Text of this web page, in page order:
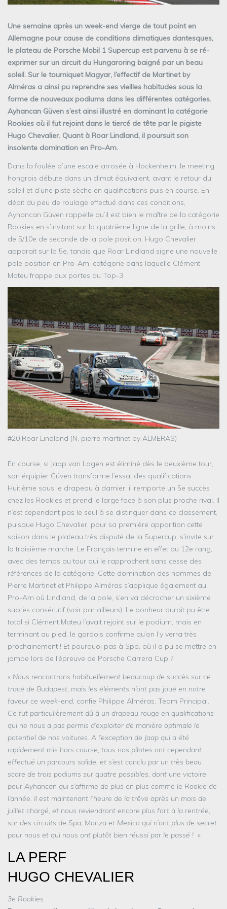
Une semaine après un week-end vierge de tout point en
Allemagne pour cause de conditions climatiques dantesques,
le plateau de Porsche Mobil 1 Supercup est parvenu à se ré-
exprimer sur un circuit du Hungaroring baigné par un beau
soleil. Sur le tourniquet Magyar, l’effectif de Martinet by
Alméras a ainsi pu reprendre ses vieilles habitudes sous la
forme de nouveaux podiums dans les différentes catégories.
Ayhancan Güven s’est ainsi illustré en dominant la catégorie
Rookies où il fut rejoint dans le tiercé de tête par le pigiste
Hugo Chevalier. Quant à Roar Lindland, il poursuit son
insolente domination en Pro-Am.
Dans la foulée d’une escale arrosée à Hockenheim, le meeting
hongrois débute dans un climat équivalent, avant le retour du
soleil et d’une piste sèche en qualifications puis en course. En
dépit du peu de roulage effectué dans ces conditions,
Ayhancan Güven rappelle qu’il est bien le maître de la catégorie
Rookies en s’invitant sur la quatrième ligne de la grille, à moins
de 5/10e de seconde de la pole position. Hugo Chevalier
apparait sur la 5e, tandis que Roar Lindland signe une nouvelle
pole position en Pro-Am, catégorie dans laquelle Clément
Mateu frappe aux portes du Top-3.
#20 Roar Lindland (N, pierre martinet by ALMERAS)
En course, si Jaap van Lagen est éliminé dès le deuxième tour,
son équipier Güven transforme l’essai des qualifications.
Huitième sous le drapeau à damier, il remporte un 5e succès
chez les Rookies et prend le large face à son plus proche rival. Il
n’est cependant pas le seul à se distinguer dans ce classement,
puisque Hugo Chevalier, pour sa première apparition cette
saison dans le plateau très disputé de la Supercup, s’invite sur
la troisième marche. Le Français termine en effet au 12e rang,
avec des temps au tour qui le rapprochent sans cesse des
références de la catégorie. Cette domination des hommes de
Pierre Martinet et Philippe Alméras s’applique également au
Pro-Am où Lindland, de la pole, s’en va décrocher un sixième
succès consécutif (voir par ailleurs). Le bonheur aurait pu être
total si Clément Mateu l’avait rejoint sur le podium, mais en
terminant au pied, le gardois confirme qu’on l’y verra très
prochainement ! Et pourquoi pas à Spa, où il a pu se mettre en
jambe lors de l’épreuve de Porsche Carrera Cup ?
« Nous rencontrons habituellement beaucoup de succès sur ce
tracé de Budapest, mais les éléments n’ont pas joué en notre
faveur ce week-end, confie Philippe Alméras, Team Principal.
Ce fut particulièrement dû à un drapeau rouge en qualifications
qui ne nous a pas permis d’exploiter de manière optimale le
potentiel de nos voitures. A l’exception de Jaap qui a été
rapidement mis hors course, tous nos pilotes ont cependant
effectué un parcours solide, et s’est conclu par un très beau
score de trois podiums sur quatre possibles, dont une victoire
pour Ayhancan qui s’affirme de plus en plus comme le Rookie de
l’année. Il est maintenant l’heure de la trêve après un mois de
juillet chargé, et nous reviendront encore plus fort à la rentrée,
sur des circuits de Spa, Monza et Mexico qui n’ont plus de secret
pour nous et qui nous ont plutôt bien réussi par le passé ! »
LA PERF
HUGO CHEVALIER
3e Rookies